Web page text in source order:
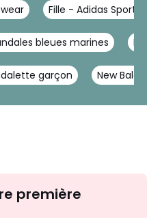
Fille - Adidas
bleues marines
garçon New
première